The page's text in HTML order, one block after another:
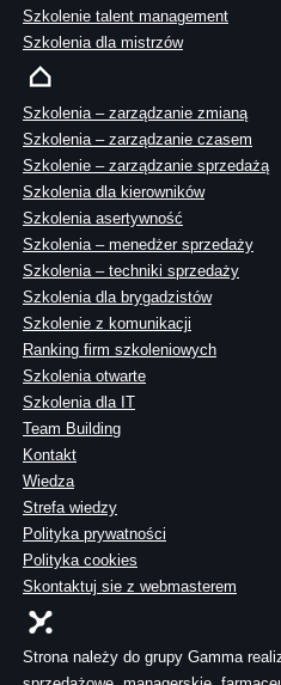
Szkolenie talent management
Szkolenia dla mistrzów
Szkolenia – zarządzanie zmianą
Szkolenia – zarządzanie czasem
Szkolenie – zarządzanie sprzedażą
Szkolenia dla kierowników
Szkolenia asertywność
Szkolenia – menedżer sprzedaży
Szkolenia – techniki sprzedaży
Szkolenia dla brygadzistów
Szkolenie z komunikacji
Ranking firm szkoleniowych
Szkolenia otwarte
Szkolenia dla IT
Team Building
Kontakt
Wiedza
Strefa wiedzy
Polityka prywatności
Polityka cookies
Skontaktuj sie z webmasterem
Strona należy do grupy Gamma